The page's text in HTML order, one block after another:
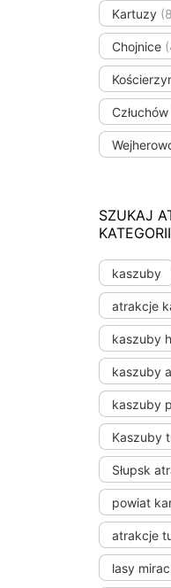
Kartuzy
Chojnice
Człuchów
SZUKAJ
kaszuby
atrakcje
kaszuby
kaszuby
kaszuby
Kaszuby
Słupsk
powiat
atrakcje
lasy